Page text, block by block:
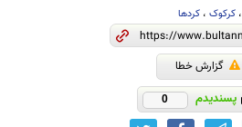
، کرکوک ، کردها
گزارش خطا
پسندیدم 0